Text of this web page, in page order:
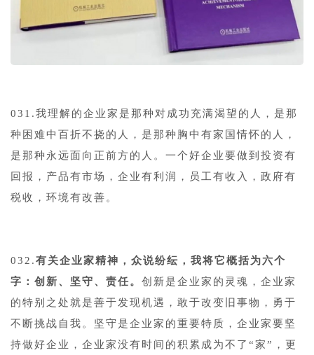
031.我理解的企业家是那种对成功充满渴望的人，是那
种困难中百折不挠的人，是那种胸中有家国情怀的人，
是那种永远面向正前方的人。一个好企业要做到投资有
回报，产品有市场，企业有利润，员工有收入，政府有
税收，环境有改善。
032.有关企业家精神，众说纷纭，我将它概括为六个
字：创新、坚守、责任。 创新是企业家的灵魂，企业家
的特别之处就是善于发现机遇，敢于改变旧事物，勇于
不断挑战自我。坚守是企业家的重要特质，企业家要坚
持做好企业，企业家没有时间的积累成为不了“家”，更